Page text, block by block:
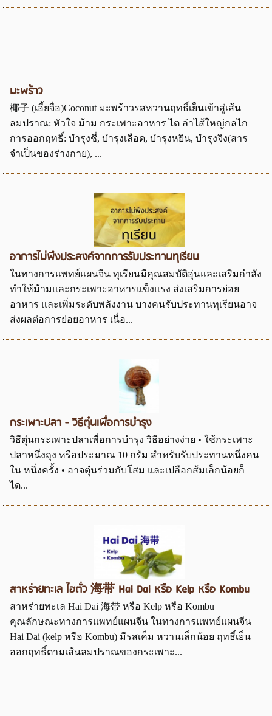
มะพร้าว
椰子 (เอี้ยจื่อ)Coconut มะพร้าวรสหวานฤทธิ์เย็นเข้าสู่เส้น
ลมปราณ: หัวใจ ม้าม กระเพาะอาหาร ไต ลำไส้ใหญ่กลไก
การออกฤทธิ์: บำรุงชี่, บำรุงเลือด, บำรุงหยิน, บำรุงจิง(สาร
จำเป็นของร่างกาย), ...
อาการไม่พึงประสงค์จากการรับประทานทุเรียน
ในทางการแพทย์แผนจีน ทุเรียนมีคุณสมบัติอุ่นและเสริมกำลัง
ทำให้ม้ามและกระเพาะอาหารแข็งแรง ส่งเสริมการย่อย
อาหาร และเพิ่มระดับพลังงาน บางคนรับประทานทุเรียนอาจ
ส่งผลต่อการย่อยอาหาร เนื่อ...
กระเพาะปลา - วิธีตุ๋นเพื่อการบำรุง
วิธีตุ๋นกระเพาะปลาเพื่อการบำรุง วิธีอย่างง่าย • ใช้กระเพาะ
ปลาหนึ่งถุง หรือประมาณ 10 กรัม สำหรับรับประทานหนึ่งคน
ใน หนึ่งครั้ง • อาจตุ๋นร่วมกับโสม และเปลือกส้มเล็กน้อยก็
ได...
สาหร่ายทะเล ไฮตั่ว 海带 Hai Dai หรือ Kelp หรือ Kombu
สาหร่ายทะเล Hai Dai 海带 หรือ Kelp หรือ Kombu
คุณลักษณะทางการแพทย์แผนจีน ในทางการแพทย์แผนจีน
Hai Dai (kelp หรือ Kombu) มีรสเค็ม หวานเล็กน้อย ฤทธิ์เย็น
ออกฤทธิ์ตามเส้นลมปราณของกระเพาะ...